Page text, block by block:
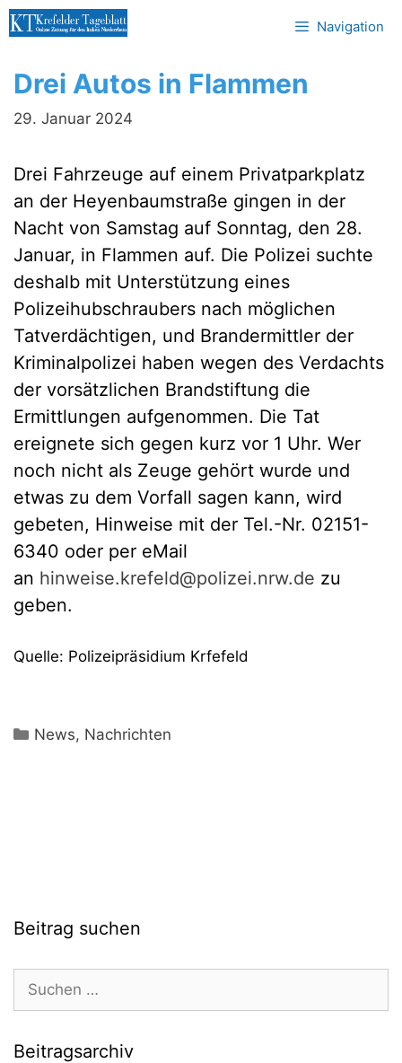
Zum
Inhalt
Navigation
Drei Autos in Flammen
29. Januar 2024
Drei Fahrzeuge auf einem Privatparkplatz
an der Heyenbaumstraße gingen in der
Nacht von Samstag auf Sonntag, den 28.
Januar, in Flammen auf. Die Polizei suchte
deshalb mit Unterstützung eines
Polizeihubschraubers nach möglichen
Tatverdächtigen, und Brandermittler der
Kriminalpolizei haben wegen des Verdachts
der vorsätzlichen Brandstiftung die
Ermittlungen aufgenommen. Die Tat
ereignete sich gegen kurz vor 1 Uhr. Wer
noch nicht als Zeuge gehört wurde und
etwas zu dem Vorfall sagen kann, wird
gebeten, Hinweise mit der Tel.-Nr. 02151-
6340 oder per eMail
an hinweise.krefeld@polizei.nrw.de zu
geben.
Quelle: Polizeipräsidium Krfefeld
Kategorien
News, Nachrichten
Beitrag suchen
nach:
Beitragsarchiv